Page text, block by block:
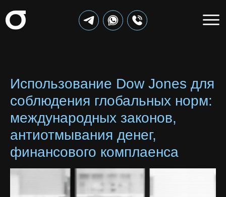
Использование Dow Jones для
соблюдения глобальных норм:
международных законов,
антиотмывания денег,
финансового комплаенса